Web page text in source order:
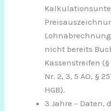
nicht bereits
Kassenstreifen (§
Nr. 2, 3, 5 AO, §
HGB).
3 Jahre – Daten,